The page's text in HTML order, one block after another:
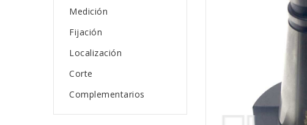
Medición
Fijación
Localización
Corte
Complementarios